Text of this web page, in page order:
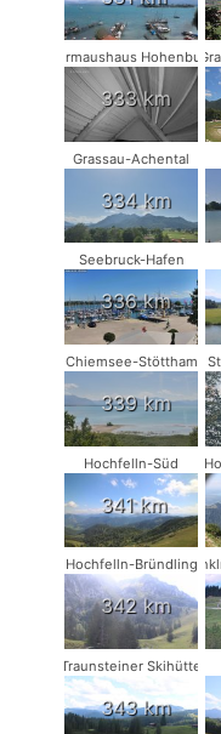
Fledermaushaus Hohenburg
333 km
Grassau-Achental
334 km
Seebruck-Hafen
336 km
Chiemsee-Stöttham
339 km
Hochfelln-Süd
341 km
Hochfelln-Bründling
342 km
Traunsteiner Skihütte
343 km